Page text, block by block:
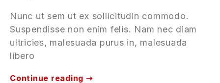
Nunc ut sem ut ex sollicitudin commodo.
Suspendisse non enim felis. Nam nec diam
ultricies, malesuada purus in, malesuada
libero
Continue reading ➝